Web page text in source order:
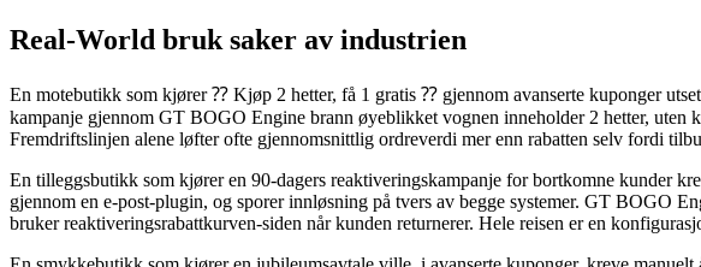
Real-World bruk saker av industrien
En motebutikk som kjører ⁇ Kjøp 2 hetter, få 1 gratis ⁇ gjennom avanserte kuponger
kampanje gjennom GT BOGO Engine brann øyeblikket vognen inneholder 2 hetter,
Fremdriftslinjen alene løfter ofte gjennomsnittlig ordreverdi mer enn rabatten selv fordi
En tilleggsbutikk som kjører en 90-dagers reaktiveringskampanje for bortkomne kunder
gjennom en e-post-plugin, og sporer innløsning på tvers av begge systemer. GT BOGO
bruker reaktiveringsrabattkurven-siden når kunden returnerer. Hele reisen er en